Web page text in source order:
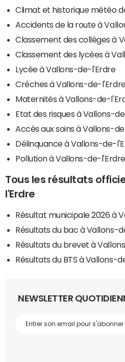
Climat et historique météo
Accidents de la route à
Classement des collèges à
Classement des lycées à
Lycée à Vallons-de-l'Erdre
Crèches à Vallons-de-
Maternités à Vallons-de-
Etat des risques à Vallons-
Accès aux soins à Vallons-
Délinquance à Vallons-de-
Pollution à Vallons-de-l'Erdre
Tous les résultats
l'Erdre
Résultat municipale 2026 à
Résultats du bac à Vallons-
Résultats du brevet à
Résultats du BTS à Vallons-
NEWSLETTER